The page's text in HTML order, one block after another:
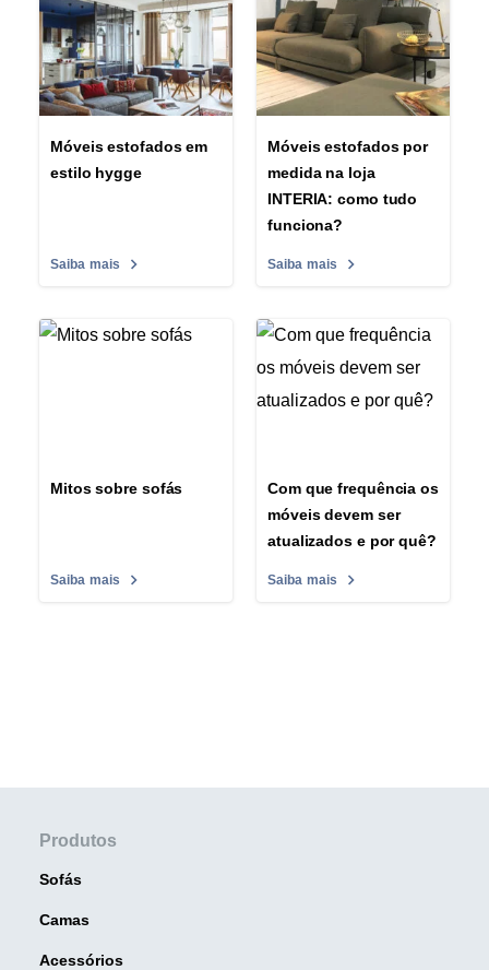
Móveis estofados em
estilo hygge
Saiba mais
Móveis estofados por
medida na loja
INTERIA: como tudo
funciona?
Saiba mais
Mitos sobre sofás
Saiba mais
Com que frequência os
móveis devem ser
atualizados e por quê?
Saiba mais
Produtos
Sofás
Camas
Acessórios